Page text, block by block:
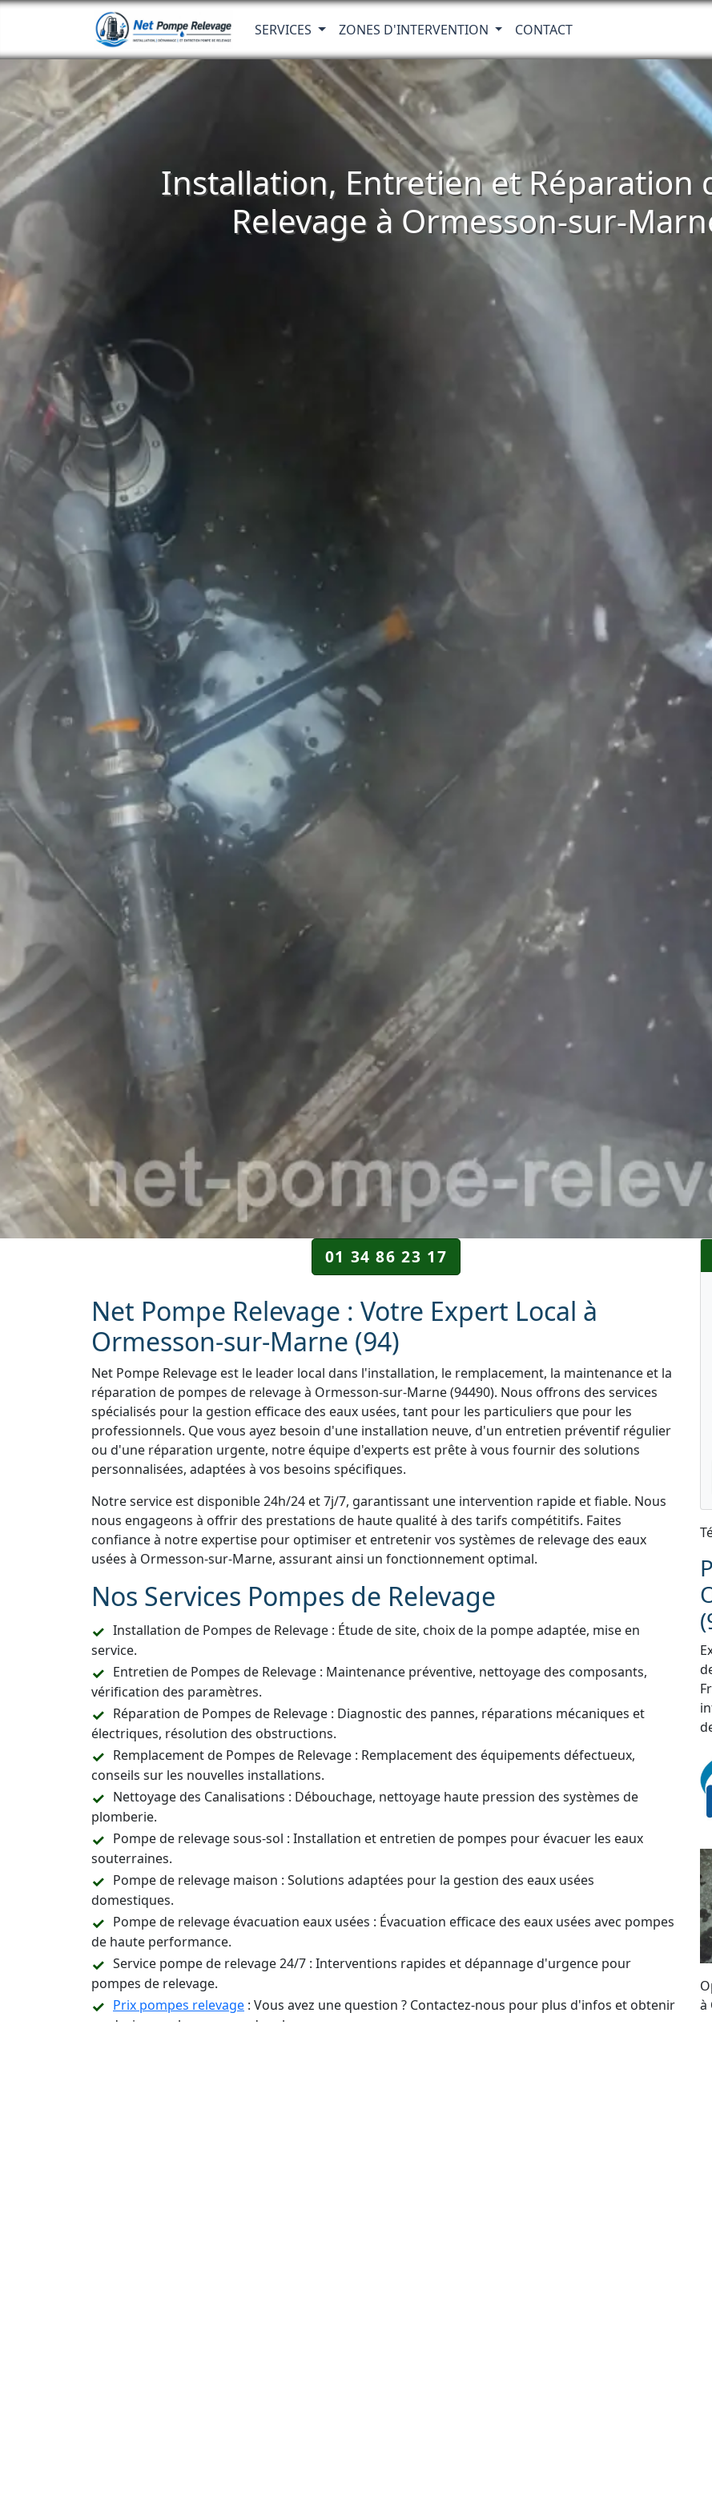
SERVICES ZONES D'INTERVENTION CONTACT
Installation, Entretien et Réparation
Relevage à Ormesson-sur-
01 34 86 23 17
Net Pompe Relevage : Votre Expert Local à
Ormesson-sur-Marne (94)
Net Pompe Relevage est le leader local dans l'installation, le remplacement, la maintenance et la
réparation de pompes de relevage à Ormesson-sur-Marne (94490). Nous offrons des services
spécialisés pour la gestion efficace des eaux usées, tant pour les particuliers que pour les
professionnels. Que vous ayez besoin d'une installation neuve, d'un entretien préventif régulier
ou d'une réparation urgente, notre équipe d'experts est prête à vous fournir des solutions
personnalisées, adaptées à vos besoins spécifiques.
Notre service est disponible 24h/24 et 7j/7, garantissant une intervention rapide et fiable. Nous
nous engageons à offrir des prestations de haute qualité à des tarifs compétitifs. Faites
confiance à notre expertise pour optimiser et entretenir vos systèmes de relevage des eaux
usées à Ormesson-sur-Marne, assurant ainsi un fonctionnement optimal.
Nos Services Pompes de Relevage
Installation de Pompes de Relevage : Étude de site, choix de la pompe adaptée, mise en
service.
Entretien de Pompes de Relevage : Maintenance préventive, nettoyage des composants,
vérification des paramètres.
Réparation de Pompes de Relevage : Diagnostic des pannes, réparations mécaniques et
électriques, résolution des obstructions.
Remplacement de Pompes de Relevage : Remplacement des équipements défectueux,
conseils sur les nouvelles installations.
Nettoyage des Canalisations : Débouchage, nettoyage haute pression des systèmes de
plomberie.
Pompe de relevage sous-sol : Installation et entretien de pompes pour évacuer les eaux
souterraines.
Pompe de relevage maison : Solutions adaptées pour la gestion des eaux usées
domestiques.
Pompe de relevage évacuation eaux usées : Évacuation efficace des eaux usées avec pompes
de haute performance.
Service pompe de relevage 24/7 : Interventions rapides et dépannage d'urgence pour
pompes de relevage.
Prix pompes relevage : Vous avez une question ? Contactez-nous pour plus d'infos et obtenir
un devis pour les pompes de relevage.
à